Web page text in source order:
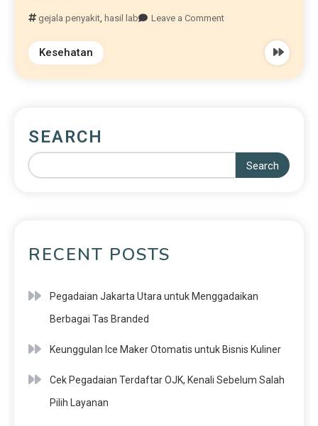
gejala penyakit ,hasil lab Leave a Comment
Kesehatan
SEARCH
Search
RECENT POSTS
Pegadaian Jakarta Utara untuk Menggadaikan
Berbagai Tas Branded
Keunggulan Ice Maker Otomatis untuk Bisnis Kuliner
Cek Pegadaian Terdaftar OJK, Kenali Sebelum Salah
Pilih Layanan